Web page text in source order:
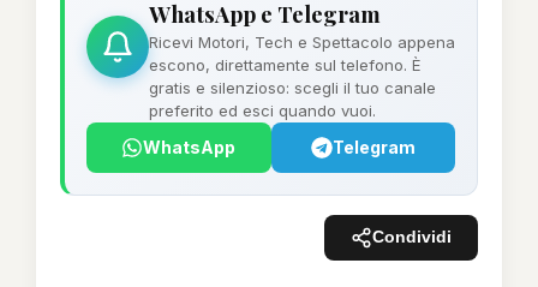
WhatsApp e Telegram
Ricevi Motori, Tech e Spettacolo appena
escono, direttamente sul telefono. È
gratis e silenzioso: scegli il tuo canale
preferito ed esci quando vuoi.
WhatsApp Telegram
Condividi